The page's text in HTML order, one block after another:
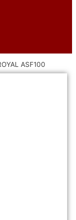
ASF100